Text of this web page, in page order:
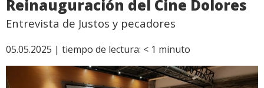
Reinauguración del Cine Dolores
Entrevista de Justos y pecadores
05.05.2025 | tiempo de lectura: < 1 minuto